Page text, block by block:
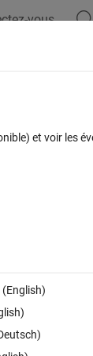
vous
et voir les
(English)